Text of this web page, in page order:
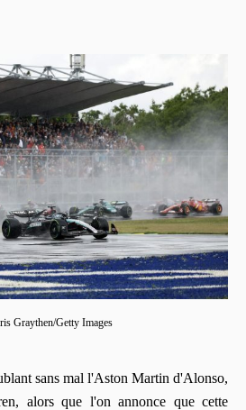
Graythen/Getty Images
sans mal l'Aston Martin d'Alonso,
alors que l'on annonce que cette